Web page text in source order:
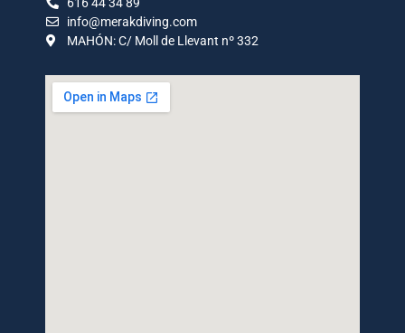
info@merakdiving.com
MAHÓN: C/ Moll de Llevant nº 332